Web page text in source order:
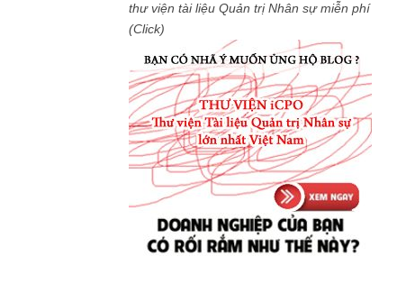
thư viện tài liệu Quản trị Nhân sự miễn phí
(Click)